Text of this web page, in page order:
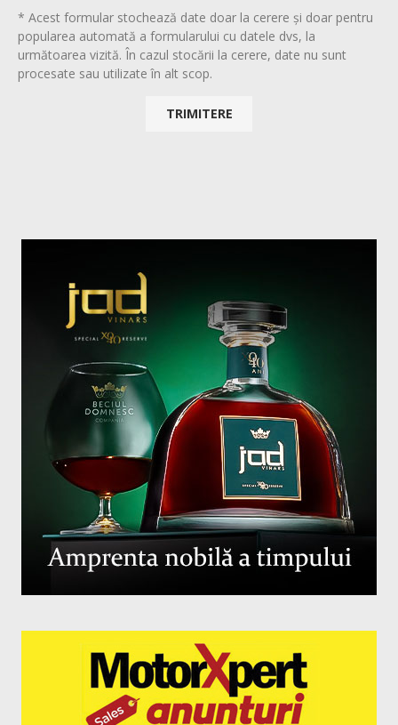
* Acest formular stochează date doar la cerere și doar pentru
popularea automată a formularului cu datele dvs, la
următoarea vizită. În cazul stocării la cerere, date nu sunt
procesate sau utilizate în alt scop.